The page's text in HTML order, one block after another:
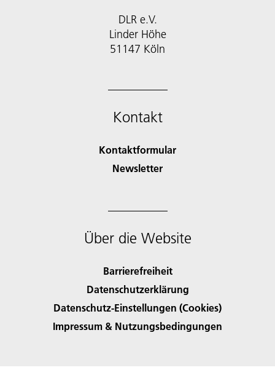
DLR e.V.
Linder Höhe
51147 Köln
Kontakt
Kontaktformular
Newsletter
Über die Website
Barrierefreiheit
Datenschutzerklärung
Datenschutz-Einstellungen (Cookies)
Impressum & Nutzungsbedingungen